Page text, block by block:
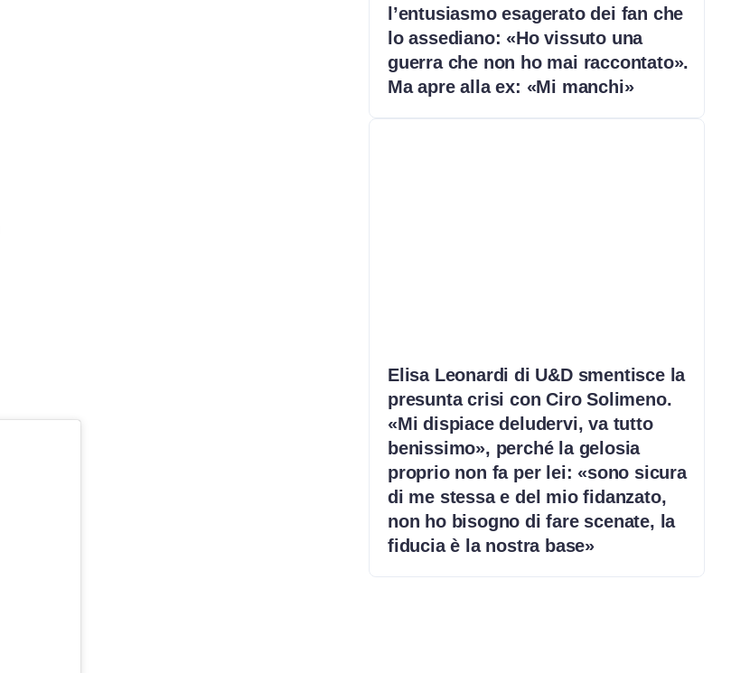
l’entusiasmo esagerato dei fan che
lo assediano: «Ho vissuto una
guerra che non ho mai raccontato».
Ma apre alla ex: «Mi manchi»
Elisa Leonardi di U&D smentisce la
presunta crisi con Ciro Solimeno.
«Mi dispiace deludervi, va tutto
benissimo», perché la gelosia
proprio non fa per lei: «sono sicura
di me stessa e del mio fidanzato,
non ho bisogno di fare scenate, la
fiducia è la nostra base»